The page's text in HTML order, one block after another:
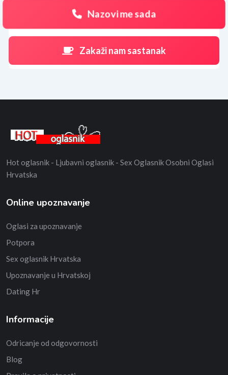
Nazovi me sada
Zakaži nam sastanak
Hot oglasnik - Ljubavni oglasnik - Sex Oglasnik Osobni Oglasi
Hrvatska
Online upoznavanje
Oglasi za upoznavanje
Potpora
Sex oglasnik Hrvatska
Upoznavanje u Hrvatskoj
Dating Hr
Informacije
Odricanje od odgovornosti
Blog